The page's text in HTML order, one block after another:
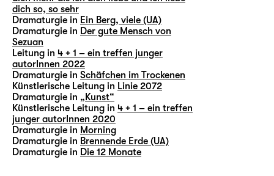
dich so, so sehr
Dramaturgie in Ein Berg, viele (UA)
Dramaturgie in Der gute Mensch von
Sezuan
Leitung in 4 + 1 – ein treffen junger
autorInnen 2022
Dramaturgie in Schäfchen im Trockenen
Künstlerische Leitung in Linie 2072
Dramaturgie in „Kunst“
Künstlerische Leitung in 4 + 1 – ein treffen
junger autorInnen 2020
Dramaturgie in Morning
Dramaturgie in Brennende Erde (UA)
Dramaturgie in Die 12 Monate